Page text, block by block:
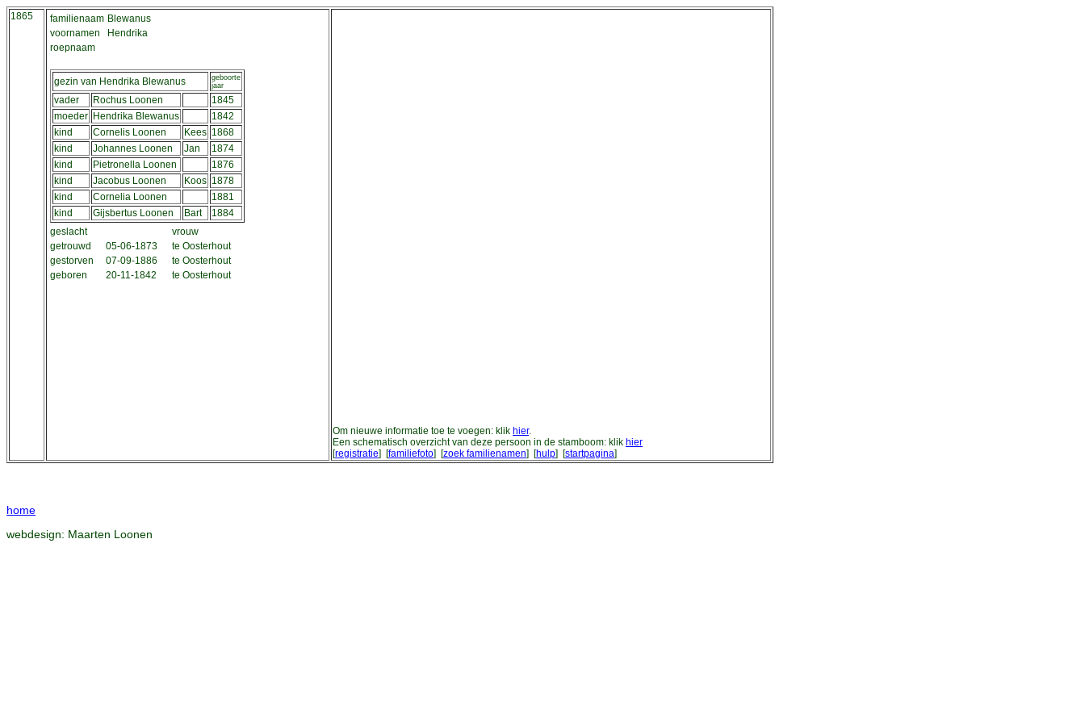
1865 familienaam Blewanus
voornamen
Hendrika
roepnaam
gezin van Hendrika Blewanus
geboorte
jaar
vader Rochus Loonen
1845
moeder Hendrika Blewanus
1842
kind
Cornelis Loonen Kees 1868
kind
Johannes Loonen Jan
1874
kind
Pietronella Loonen
1876
kind
Jacobus Loonen Koos 1878
kind
Cornelia Loonen
1881
kind
Gijsbertus Loonen Bart
1884
geslacht
vrouw
getrouwd
05-06-1873
te Oosterhout
gestorven
07-09-1886
te Oosterhout
geboren
20-11-1842 te Oosterhout
Om nieuwe informatie toe te voegen: klik hier.
Een schematisch overzicht van deze persoon in de stamboom: klik hier
[registratie] [familiefoto] [zoek familienamen] [hulp] [startpagina]
home
webdesign: Maarten Loonen